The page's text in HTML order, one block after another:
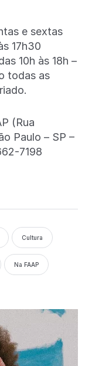
e sextas
17h30
10h às 18h –
todas as
(Rua
Paulo – SP –
7198
Cultura
Na FAAP